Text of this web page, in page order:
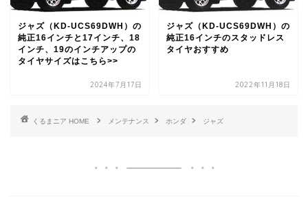
ジャズ（KD-UCS69DWH）の
純正16インチと17インチ、18
インチ、19のインチアップの
タイヤサイズはこちら>>
2024年7月17日
ジャズ（KD-UCS69DWH）の
純正16インチのスタッドレス
タイヤおすすめ
2022年11月18日
HOME メンテナンス ホンダ ジャズ